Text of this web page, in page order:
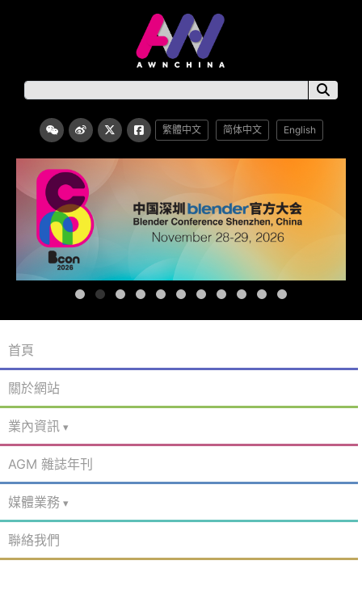
繁體中文 简体中文 English
首頁
關於網站
業內資訊
AGM 雜誌年刊
媒體業務
聯絡我們